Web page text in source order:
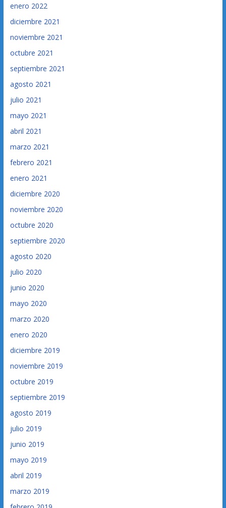
enero 2022
diciembre 2021
noviembre 2021
octubre 2021
septiembre 2021
agosto 2021
julio 2021
mayo 2021
abril 2021
marzo 2021
febrero 2021
enero 2021
diciembre 2020
noviembre 2020
octubre 2020
septiembre 2020
agosto 2020
julio 2020
junio 2020
mayo 2020
marzo 2020
enero 2020
diciembre 2019
noviembre 2019
octubre 2019
septiembre 2019
agosto 2019
julio 2019
junio 2019
mayo 2019
abril 2019
marzo 2019